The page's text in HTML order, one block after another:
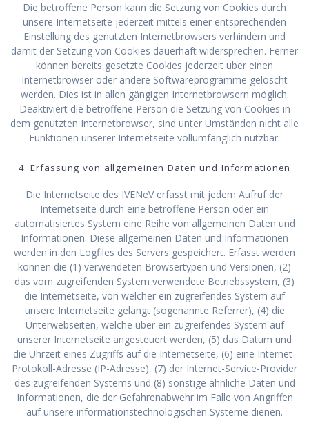
Die betroffene Person kann die Setzung von Cookies durch
unsere Internetseite jederzeit mittels einer entsprechenden
Einstellung des genutzten Internetbrowsers verhindern und
damit der Setzung von Cookies dauerhaft widersprechen. Ferner
können bereits gesetzte Cookies jederzeit über einen
Internetbrowser oder andere Softwareprogramme gelöscht
werden. Dies ist in allen gängigen Internetbrowsern möglich.
Deaktiviert die betroffene Person die Setzung von Cookies in
dem genutzten Internetbrowser, sind unter Umständen nicht alle
Funktionen unserer Internetseite vollumfänglich nutzbar.
4. Erfassung von allgemeinen Daten und Informationen
Die Internetseite des IVENeV erfasst mit jedem Aufruf der
Internetseite durch eine betroffene Person oder ein
automatisiertes System eine Reihe von allgemeinen Daten und
Informationen. Diese allgemeinen Daten und Informationen
werden in den Logfiles des Servers gespeichert. Erfasst werden
können die (1) verwendeten Browsertypen und Versionen, (2)
das vom zugreifenden System verwendete Betriebssystem, (3)
die Internetseite, von welcher ein zugreifendes System auf
unsere Internetseite gelangt (sogenannte Referrer), (4) die
Unterwebseiten, welche über ein zugreifendes System auf
unserer Internetseite angesteuert werden, (5) das Datum und
die Uhrzeit eines Zugriffs auf die Internetseite, (6) eine Internet-
Protokoll-Adresse (IP-Adresse), (7) der Internet-Service-Provider
des zugreifenden Systems und (8) sonstige ähnliche Daten und
Informationen, die der Gefahrenabwehr im Falle von Angriffen
auf unsere informationstechnologischen Systeme dienen.